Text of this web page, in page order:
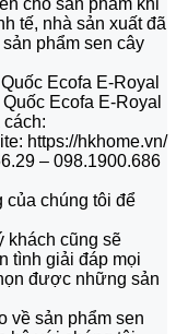
cho sản phẩm khi
tế, nhà sản xuất đã
phẩm sen cây
Ecofa E-Royal
Ecofa E-Royal
https://hkhome.vn/
– 098.1900.686
của chúng tôi để
khách cũng sẽ
tình giải đáp mọi
được những sản
về sản phẩm sen